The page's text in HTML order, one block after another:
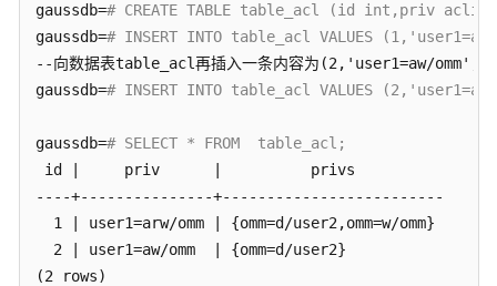
入
门
用
指
南
开
发
指
gaussdb=# CREATE TABLE table_acl (id int,priv
gaussdb=# INSERT INTO table_acl VALUES
--向数据表table_acl再插入一条内容为(2,'user1=aw/
gaussdb=# INSERT INTO table_acl VALUES
gaussdb=# SELECT * FROM  table_acl;
id |     priv      |          privs
----+---------------+-------------------------
  1 | user1=arw/omm | {omm=d/user2,omm=w/omm}
  2 | user1=aw/omm  | {omm=d/user2}
(2 rows)